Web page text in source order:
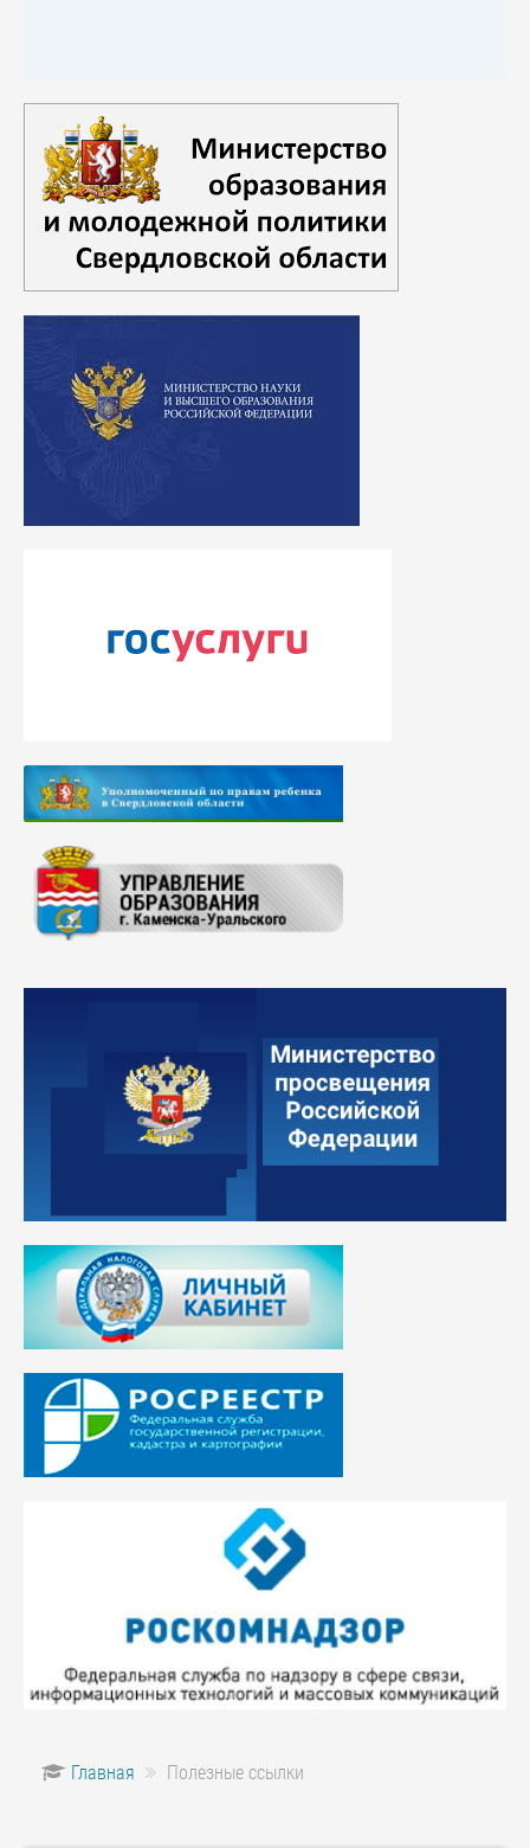
Главная Полезные ссылки